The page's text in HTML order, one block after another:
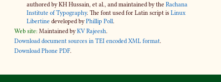
authored by KH Hussain, et al., and maintained by theRachana
Institute of Typography. The font used for Latin script isLinux
Libertine developed byPhillip Poll.
Web site: Maintained byKV Rajeesh.
Download document sources in TEI encoded XML format.
Download Phone PDF.